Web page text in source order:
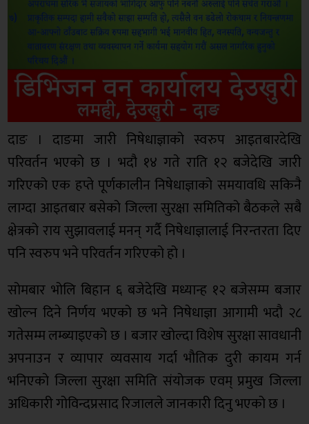
दाङ । दाङमा जारी निषेधाज्ञाको स्वरुप आइतबारदेखि
परिवर्तन भएको छ । भदौ १४ गते राति १२ बजेदेखि जारी
गरिएको एक हप्ते पूर्णकालीन निषेधाज्ञाको समयावधि सकिनै
लाग्दा आइतबार बसेको जिल्ला सुरक्षा समितिको बैठकले सबै
क्षेत्रको राय सुझावलाई मनन् गर्दै निषेधाज्ञालाई निरन्तरता दिए
पनि स्वरुप भने परिवर्तन गरिएको हो ।
सोमबार भोलि बिहान ६ बजेदेखि मध्यान्ह १२ बजेसम्म बजार
खोल्न दिने निर्णय भएको छ भने निषेधाज्ञा आगामी भदौ २८
गतेसम्म लम्ब्याइएको छ । बजार खोल्दा विशेष सुरक्षा सावधानी
अपनाउन र व्यापार व्यवसाय गर्दा भौतिक दुरी कायम गर्न
भनिएको जिल्ला सुरक्षा समिति संयोजक एवम् प्रमुख जिल्ला
अधिकारी गोविन्दप्रसाद रिजालले जानकारी दिनु भएको छ ।